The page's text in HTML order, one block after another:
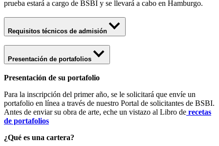
prueba estará a cargo de BSBI y se llevará a cabo en Hamburgo.
Requisitos técnicos de admisión
Presentación de portafolios
Presentación de su portafolio
Para la inscripción del primer año, se le solicitará que envíe un
portafolio en línea a través de nuestro Portal de solicitantes de BSBI.
Antes de enviar su obra de arte, eche un vistazo al Libro de recetas
de portafolios
¿Qué es una cartera?